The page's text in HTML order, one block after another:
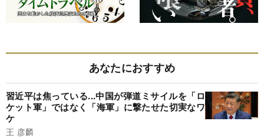
あなたにおすすめ
習近平は焦っている...中国が弾道ミサイルを「ロ
ケット軍」ではなく「海軍」に撃たせた切実なワ
ケ
王 彦麟